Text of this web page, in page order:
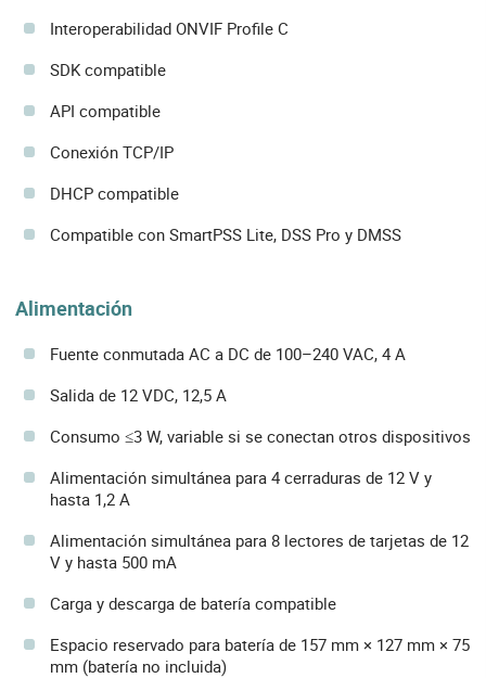
Interoperabilidad ONVIF Profile C
SDK compatible
API compatible
Conexión TCP/IP
DHCP compatible
Compatible con SmartPSS Lite, DSS Pro y DMSS
Alimentación
Fuente conmutada AC a DC de 100–240 VAC, 4 A
Salida de 12 VDC, 12,5 A
Consumo ≤3 W, variable si se conectan otros dispositivos
Alimentación simultánea para 4 cerraduras de 12 V y
hasta 1,2 A
Alimentación simultánea para 8 lectores de tarjetas de 12
V y hasta 500 mA
Carga y descarga de batería compatible
Espacio reservado para batería de 157 mm × 127 mm × 75
mm (batería no incluida)